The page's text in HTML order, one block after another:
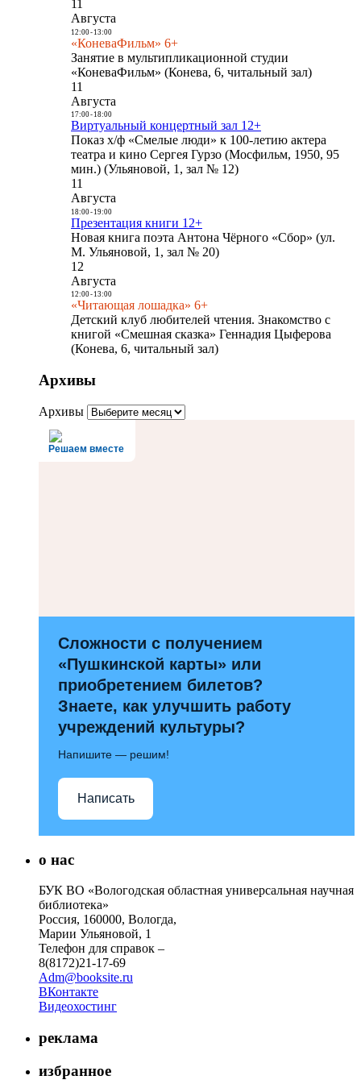
11
Августа
12:00- 13:00
«КоневаФильм» 6+
Занятие в мультипликационной студии
«КоневаФильм» (Конева, 6, читальный зал)
11
Августа
17:00- 18:00
Виртуальный концертный зал 12+
Показ х/ф «Смелые люди» к 100-летию актера
театра и кино Сергея Гурзо (Мосфильм, 1950, 95
мин.) (Ульяновой, 1, зал № 12)
11
Августа
18:00- 19:00
Презентация книги 12+
Новая книга поэта Антона Чёрного «Сбор» (ул.
М. Ульяновой, 1, зал № 20)
12
Августа
12:00- 13:00
«Читающая лошадка» 6+
Детский клуб любителей чтения. Знакомство с
книгой «Смешная сказка» Геннадия Цыферова
(Конева, 6, читальный зал)
Архивы
Архивы
Решаем вместе
Сложности с получением
«Пушкинской карты» или
приобретением билетов?
Знаете, как улучшить работу
учреждений культуры?
Напишите — решим!
Написать
о нас
БУК ВО «Вологодская областная универсальная научная
библиотека»
Россия, 160000, Вологда,
Марии Ульяновой, 1
Телефон для справок –
8(8172)21-17-69
Adm@booksite.ru
ВКонтакте
Видеохостинг
реклама
избранное